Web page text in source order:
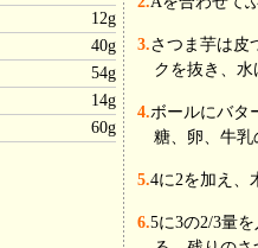
12g
40g
54g
14g
60g
3.さつま芋は皮
クを抜き、
4.ボールにバタ
糖、卵、牛
5.4に2を加え、
6.5に3の2/3量